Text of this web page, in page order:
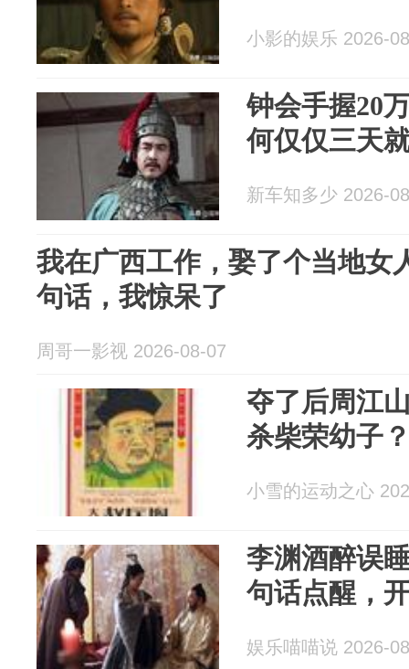
小影的娱乐 2026-
钟会手握20
何仅仅三天
新车知多少 2026-
我在广西工作，娶了个当地女
句话，我惊呆了
周哥一影视 2026-08-07
夺了后周江
杀柴荣幼子
小雪的运动之心
李渊酒醉误
句话点醒，
娱乐喵喵说 2026-